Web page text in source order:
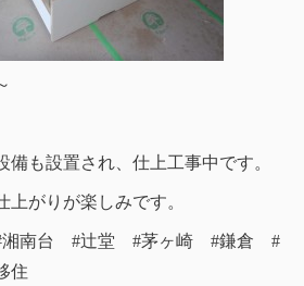
備も設置され、仕上工事中です。
がりが楽しみです。
南台 #辻堂 #茅ヶ崎 #鎌倉 #
住